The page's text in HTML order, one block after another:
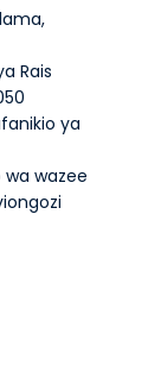
Rais
ya
wazee